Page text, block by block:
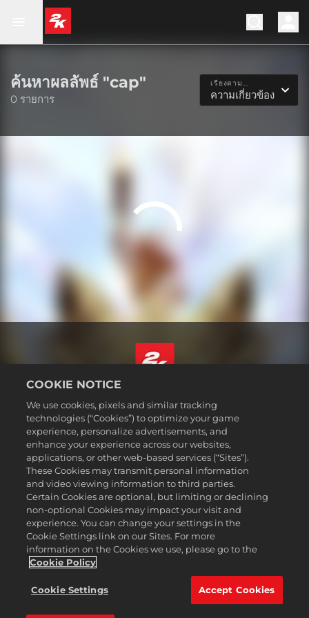
ค้นหาผลลัพธ์ "cap"
0 รายการ
เรียงตาม...
ความเกี่ยวข้อง
กฎหมาย
นโยบายความเป็นส่วนตัว
นโยบายคุกกี้
ส่วนช่วยเหลือ
ห้ามขายหรือแบ่งปันข้อมูลส่วนบุคคลของฉัน
Order Lookup & Refunds
2K Ad Partners
©2016-2026 Take-Two Interactive Software Inc. 2K, Firaxis Games,
Civilization, and their respective logos are trademarks of Take-Two
Interactive Software, Inc. All rights reserved.
ไทย
COOKIE NOTICE
We use cookies, pixels and similar tracking
technologies (“Cookies”) to optimize your game
experience, personalize advertisements, and
enhance your experience across our websites,
applications, or other web-based services (“Sites”).
These Cookies may transmit personal information
and video viewing information to third parties.
Certain Cookies are optional, but limiting or declining
non-optional Cookies may impact your visit and
experience. You can change your settings in the
Cookie Settings link on our Sites. For more
information on the Cookies we use, please go to the
Cookie Policy
Cookie Settings Accept Cookies